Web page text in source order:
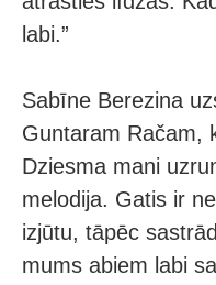
labi.”
Sabīne Berezina
Guntaram Račam,
Dziesma mani
melodija. Gatis ir
izjūtu, tāpēc
mums abiem labi